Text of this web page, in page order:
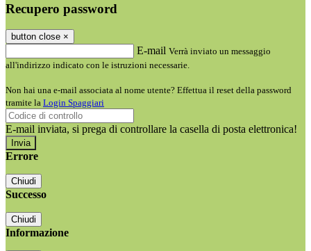
Recupero password
button close ×
E-mail Verrà inviato un messaggio
all'indirizzo indicato con le istruzioni necessarie.
Non hai una e-mail associata al nome utente? Effettua il reset della password
tramite la Login Spaggiari
E-mail inviata, si prega di controllare la casella di posta elettronica!
Errore
Chiudi
Successo
Chiudi
Informazione